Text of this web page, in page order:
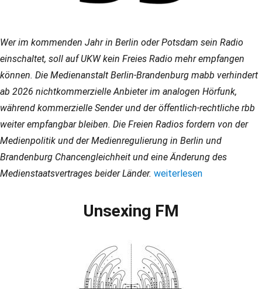
Wer im kommenden Jahr in Berlin oder Potsdam sein Radio
einschaltet, soll auf UKW kein Freies Radio mehr empfangen
können. Die Medienanstalt Berlin-Brandenburg mabb verhindert
ab 2026 nichtkommerzielle Anbieter im analogen Hörfunk,
während kommerzielle Sender und der öffentlich-rechtliche rbb
weiter empfangbar bleiben. Die Freien Radios fordern von der
Medienpolitik und der Medienregulierung in Berlin und
Brandenburg Chancengleichheit und eine Änderung des
Medienstaatsvertrages beider Länder. „Pressemitteilung: Freie
weiterlesen
Unsexing FM